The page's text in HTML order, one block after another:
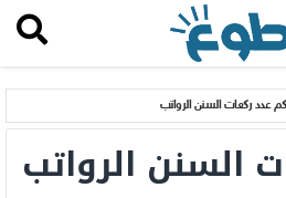
كم عدد ركعات السنن الرواتب
السنن الرواتب